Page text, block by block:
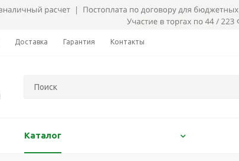
Доставка Гарантия Контакты
Каталог